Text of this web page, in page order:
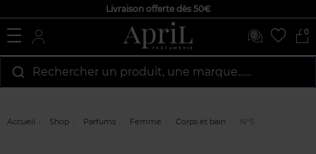
Livraison offerte dès 50€
0
Rechercher un produit, une marque…...
Accueil Shop Parfums Femme Corps et bain N°5